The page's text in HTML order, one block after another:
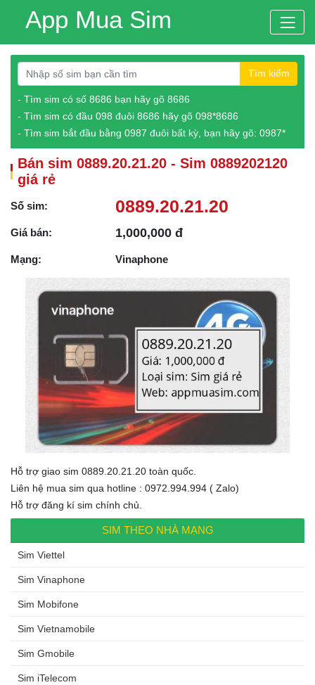
App Mua Sim
Tìm kiếm
- Tìm sim có số 8686 bạn hãy gõ 8686
- Tìm sim có đầu 098 đuôi 8686 hãy gõ 098*8686
- Tìm sim bắt đầu bằng 0987 đuôi bất kỳ, bạn hãy gõ: 0987*
Bán sim 0889.20.21.20 - Sim 0889202120
giá rẻ
Số sim: 0889.20.21.20
Giá bán: 1,000,000 đ
Mạng: Vinaphone
Hỗ trợ giao sim 0889.20.21.20 toàn quốc.
Liên hệ mua sim qua hotline : 0972.994.994 ( Zalo)
Hỗ trợ đăng kí sim chính chủ.
SIM THEO NHÀ MẠNG
Sim Viettel
Sim Vinaphone
Sim Mobifone
Sim Vietnamobile
Sim Gmobile
Sim iTelecom